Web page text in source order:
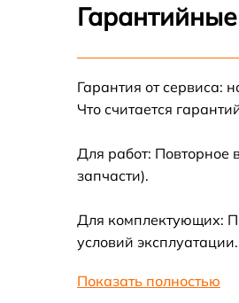
Ремонт
других устройств
Замена
Ремонт цепи
Гарантия от сервиса:
Что считается
Для работ: Повторное
запчасти).
Для комплектующих:
условий эксплуатации.
Показать полностью